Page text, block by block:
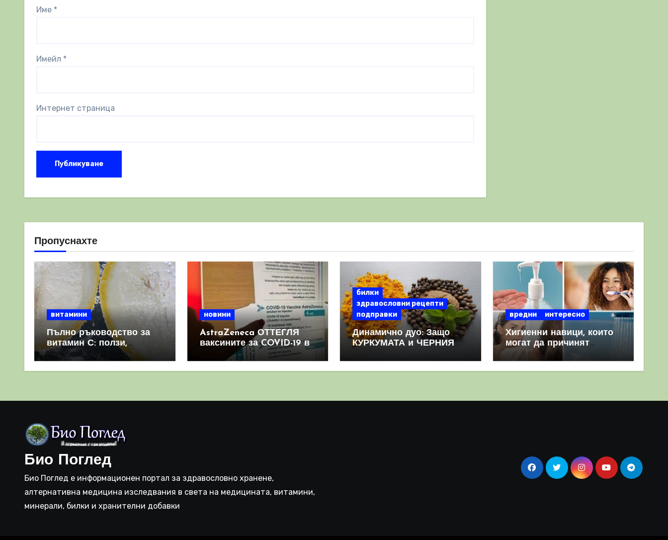
Име *
Имейл *
Интернет страница
Пропуснахте
витамини
Пълно ръководство за
витамин С: ползи,
източници и защо е
важен за имунната
новини
AstraZeneca ОТТЕГЛЯ
ваксините за COVID-19 в
световен мащаб, след
като призна, че те
билки
здравословни рецепти
подправки
Динамично дуо: Защо
КУРКУМАТА и ЧЕРНИЯ
комбинация
вредни интересно
Хигиенни навици, които
могат да причинят
повече вреда, отколкото
полза
Био Поглед
Био Поглед е информационен портал за здравословно хранене,
алтернативна медицина изследвания в света на медицината, витамини,
минерали, билки и хранителни добавки